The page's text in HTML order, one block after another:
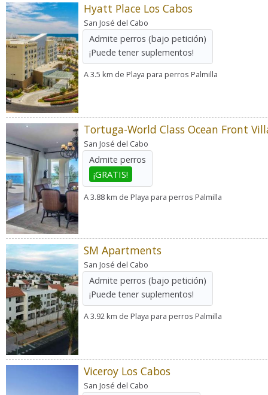
Hyatt Place Los Cabos
San José del Cabo
Admite perros (bajo petición)
¡Puede tener suplementos!
A 3.5 km de Playa para perros Palmilla
Tortuga-World Class Ocean Front
San José del Cabo
Admite perros
¡GRATIS!
A 3.88 km de Playa para perros Palmilla
SM Apartments
San José del Cabo
Admite perros (bajo petición)
¡Puede tener suplementos!
A 3.92 km de Playa para perros Palmilla
Viceroy Los Cabos
San José del Cabo